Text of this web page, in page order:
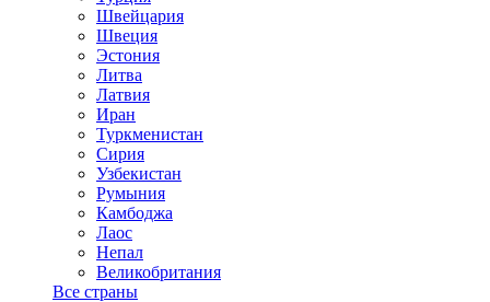
Швейцария
Швеция
Эстония
Литва
Латвия
Иран
Туркменистан
Сирия
Узбекистан
Румыния
Камбоджа
Лаос
Непал
Великобритания
Все страны